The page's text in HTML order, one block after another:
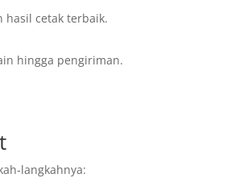
hasil cetak terbaik.
hingga pengiriman.
langkahnya: